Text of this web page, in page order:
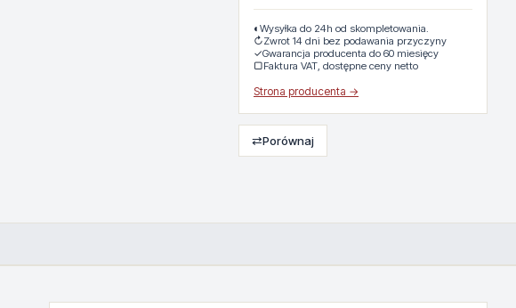
◐ Wysyłka do 24h od skompletowania.
↻Zwrot 14 dni bez podawania przyczyny
✓Gwarancja producenta do 60 miesięcy
▢Faktura VAT, dostępne ceny netto
Strona producenta →
⇄Porównaj